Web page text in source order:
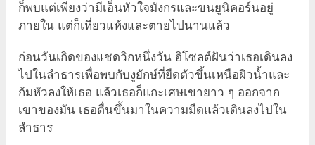
ก็พบแต่เพียงว่ามีเอ็นหัวใจมังกรและขนยูนิคอร์นอยู่
ภายใน แต่ก็เหี่ยวแห้งและตายไปนานแล้ว
ก่อนวันเกิดของแชดวิกหนึ่งวัน อิโซลต์ฝันว่าเธอเดินลง
ไปในลำธารเพื่อพบกับงูยักษ์ที่ยืดตัวขึ้นเหนือผิวน้ำและ
ก้มหัวลงให้เธอ แล้วเธอก็แกะเศษเขายาว ๆ ออกจาก
เขาของมัน เธอตื่นขึ้นมาในความมืดแล้วเดินลงไปใน
ลำธาร